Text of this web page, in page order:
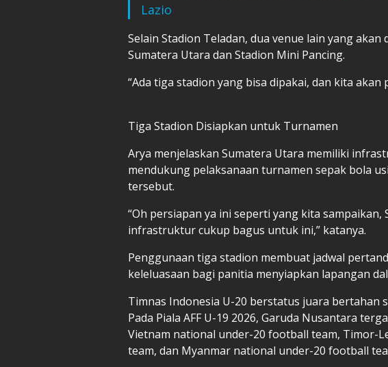
Lazio
Selain Stadion Teladan, dua venue lain yang
Sumatera Utara dan Stadion Mini Pancing.
“Ada tiga stadion yang bisa dipakai, dan kita
Tiga Stadion Disiapkan untuk Turnamen
Arya menjelaskan Sumatera Utara memiliki
mendukung pelaksanaan turnamen sepak bola
tersebut.
“Oh persiapan ya ini seperti yang kita sampaikan,
infrastruktur cukup bagus untuk ini,” katanya.
Penggunaan tiga stadion membuat jadwal
keleluasaan bagi panitia menyiapkan lapangan
Timnas Indonesia U-20 berstatus juara bertahan
Pada Piala AFF U-19 2026, Garuda Nusantara
Vietnam national under-20 football team, Timor-
team, dan Myanmar national under-20 football